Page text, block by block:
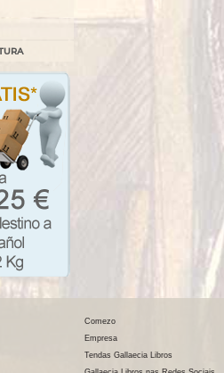
Comezo
Empresa
Tendas Gallaecia Libros